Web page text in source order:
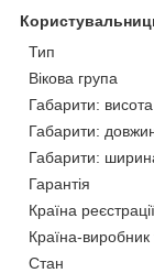
Тип
Вікова група
Габарити: висота
Габарити:
Габарити:
Гарантія
Країна
Країна-виробник
Стан